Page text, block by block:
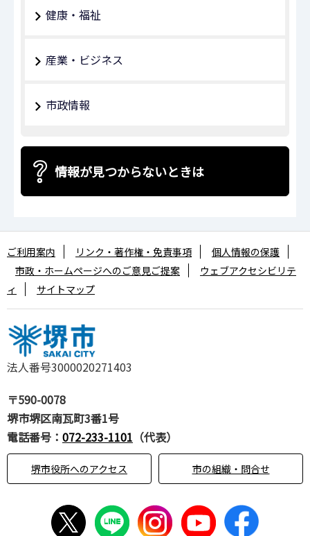
健康・福祉
産業・ビジネス
市政情報
情報が見つからないときは
法人番号3000020271403
〒590-0078
堺市堺区南瓦町3番1号
電話番号： 072-233-1101 （代表）
堺市役所へのアクセス 市の組織・問合せ
ご利用案内 リンク・著作権・免責事項
個人情報の保護
市政・ホームページへのご意見ご提案
ウェブアクセシビリテ
ィ
サイトマップ